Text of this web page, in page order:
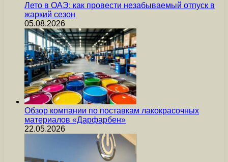
Лето в ОАЭ: как провести незабываемый отпуск в
жаркий сезон
05.08.2026
Обзор компании по поставкам лакокрасочных
материалов «Дарфарбен»
22.05.2026